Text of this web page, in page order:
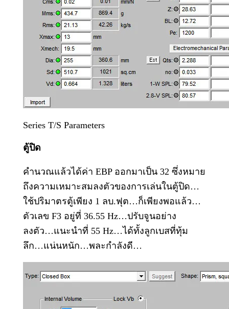
Series T/S Parameters
ตู้ปิด
คำนวณแล้วได้ค่า EBP ออกมาเป็น 32 ซึ่งหมาย
ถึงความเหมาะสมลงตัวของการเล่นในตู้ปิด…
ใช้ปริมาตรตู้เพียง 1 ลบ.ฟุต…ก็เพียงพอแล้ว…
ตัวเลข F3 อยู่ที่ 36.55 Hz…ปรับจูนอย่าง
ลงตัว…แนะนำที่ 55 Hz…ได้ทั้งลูกเบสที่ทุ้ม
ลึก…แน่นหนัก…พละกำลังดี…